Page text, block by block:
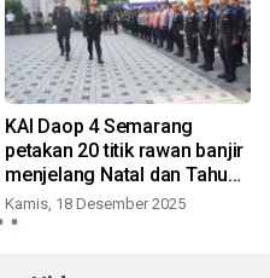
KAI Daop 4 Semarang
petakan 20 titik rawan banjir
menjelang Natal dan Tahun
Baru
Kamis, 18 Desember 2025